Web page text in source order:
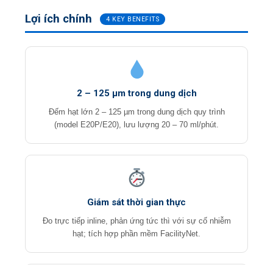
Lợi ích chính 4 KEY BENEFITS
2 – 125 µm trong dung dịch
Đếm hạt lớn 2 – 125 µm trong dung dịch quy trình
(model E20P/E20), lưu lượng 20 – 70 ml/phút.
Giám sát thời gian thực
Đo trực tiếp inline, phản ứng tức thì với sự cố nhiễm
hạt; tích hợp phần mềm FacilityNet.